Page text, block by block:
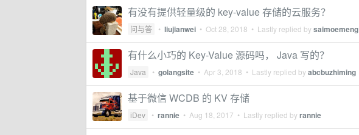
有没有提供轻量级的 key-value 存储的云服务？
问与答 • liujianwei • Oct 28, 2018 • Lastly replied bysaimoemeng
有什么小巧的 Key-Value 源码吗， Java 写的？
Java • golangsite • Apr 3, 2018 • Lastly replied byabcbuzhiming
基于微信 WCDB 的 KV 存储
iDev • rannie • Aug 18, 2017 • Lastly replied byrannie